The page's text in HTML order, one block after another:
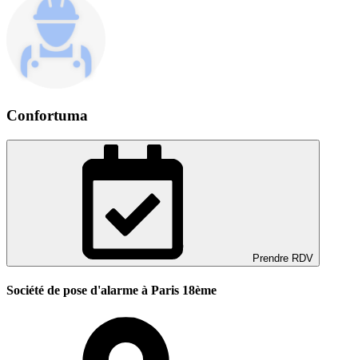
Confortuma
Prendre RDV
Société de pose d'alarme à Paris 18ème